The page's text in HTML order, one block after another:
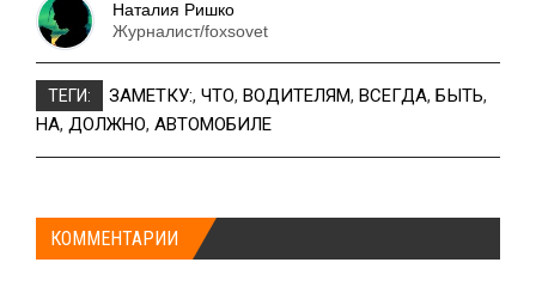
Наталия Ришко
Журналист/foxsovet
ТЕГИ: ЗАМЕТКУ:, ЧТО, ВОДИТЕЛЯМ, ВСЕГДА, БЫТЬ,
НА, ДОЛЖНО, АВТОМОБИЛЕ
КОММЕНТАРИИ